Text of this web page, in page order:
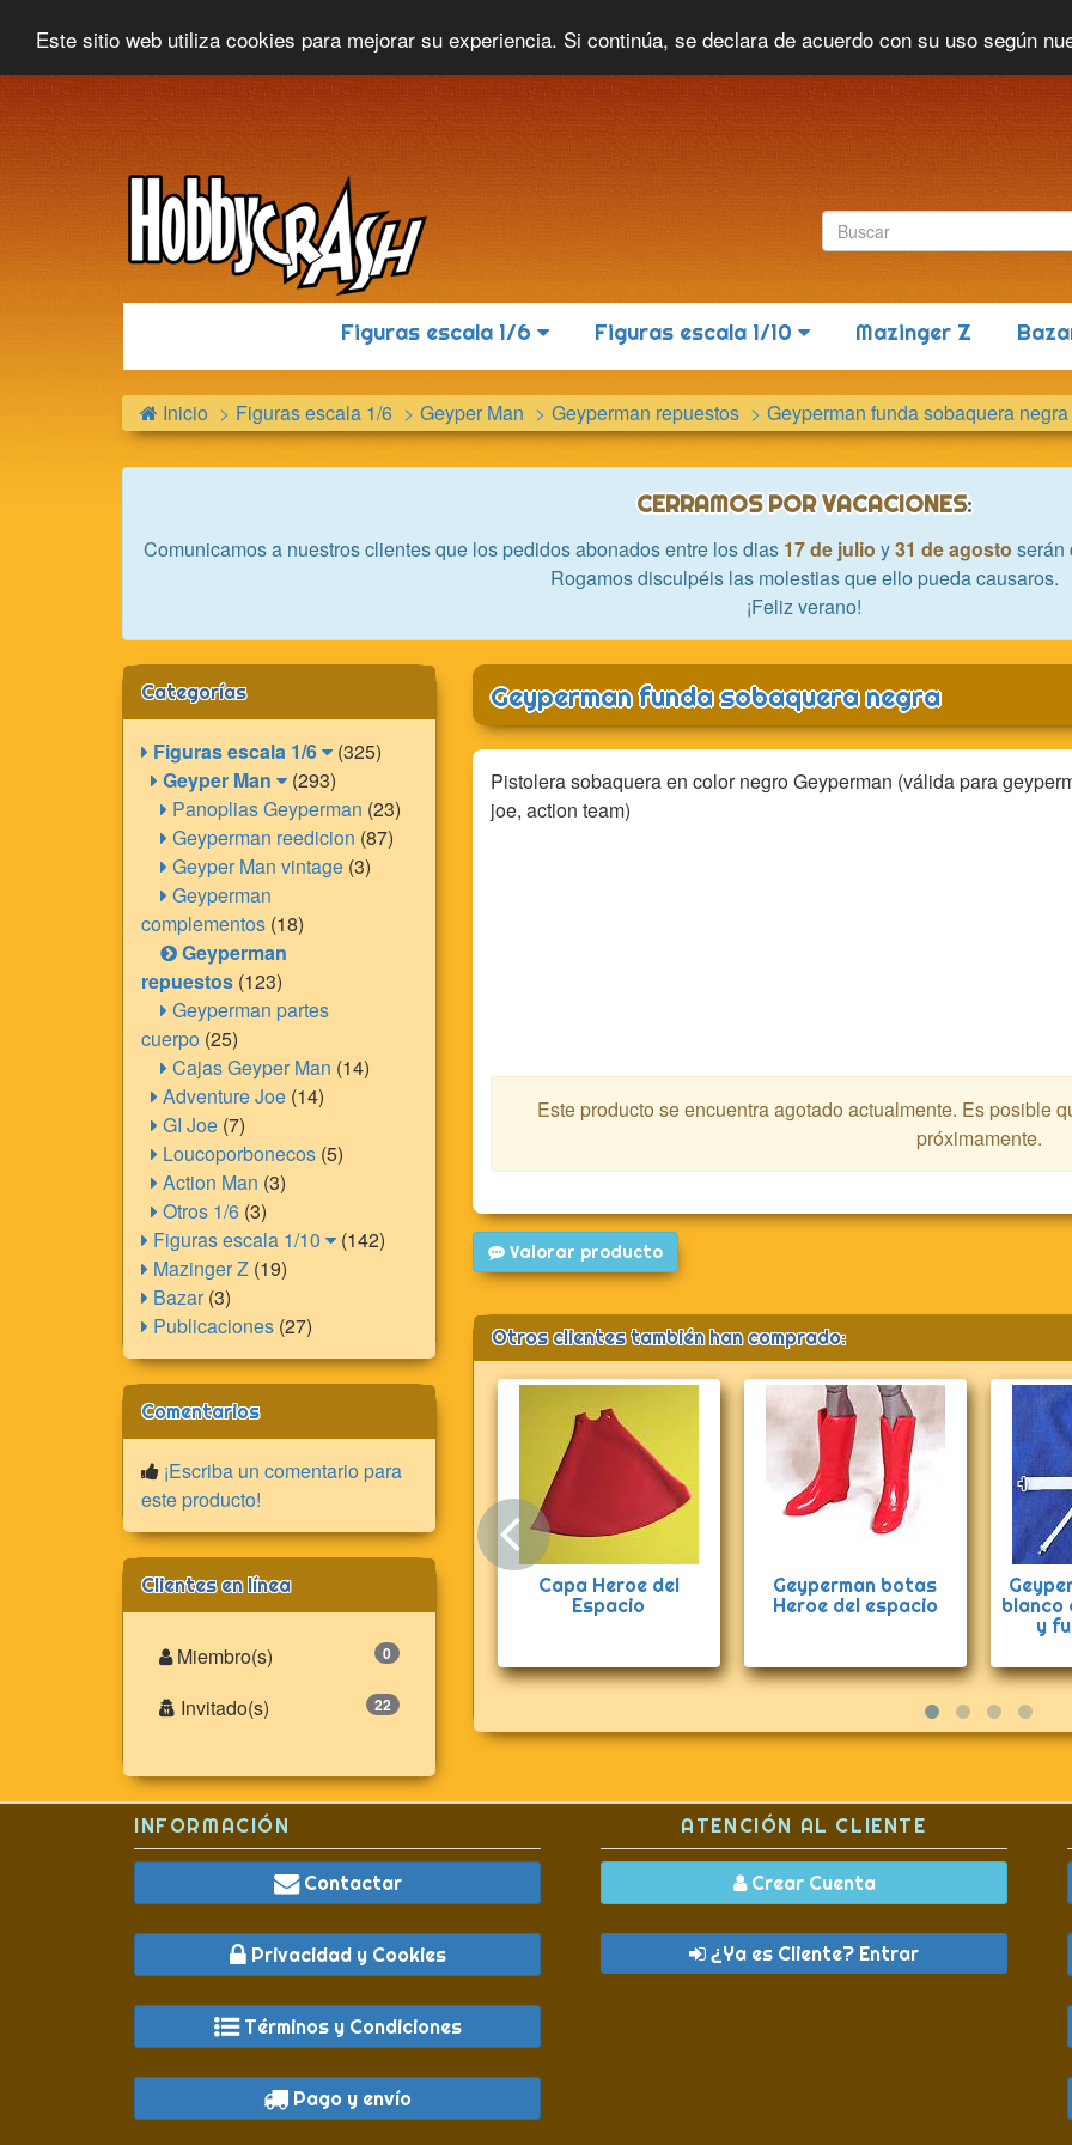
Este sitio web utiliza cookies para mejorar su experiencia. Si continúa, se declara de acuerdo con su uso según
Hobbycrash Novedades Contacto Idioma actual: Español
Figuras escala 1/6 Figuras escala 1/10 Mazinger Z
Inicio Figuras escala 1/6 Geyper Man Geyperman repuestos Geyperman funda sobaquera negra
CERRAMOS POR VACACIONES:
Comunicamos a nuestros clientes que los pedidos abonados entre los dias 17 de julio y31 de agosto serán
Rogamos disculpéis las molestias que ello pueda causaros.
¡Feliz verano!
Geyperman funda sobaquera negra
Pistolera sobaquera en color negro Geyperman (válida para
joe, action team)
Este producto se encuentra agotado actualmente. Es posible
próximamente.
Valorar producto
Otros clientes también han comprado:
Capa Heroe del
Espacio
Geyperman botas
Heroe del espacio
blanco
y
Anterior
Categorías
Figuras escala 1/6
(325)
Geyper Man
(293)
Panoplias Geyperman (23)
Geyperman reedicion (87)
Geyper Man vintage (3)
Geyperman
complementos (18)
Geyperman
repuestos (123)
Geyperman partes
cuerpo (25)
Cajas Geyper Man (14)
Adventure Joe (14)
GI Joe (7)
Loucoporbonecos (5)
Action Man (3)
Otros 1/6 (3)
Figuras escala 1/10
(142)
Mazinger Z (19)
Bazar(3)
Publicaciones (27)
Comentarios
¡Escriba un comentario para
este producto!
Clientes en línea
0
Miembro(s)
22
Invitado(s)
INFORMACIÓN
Contactar
Privacidad y Cookies
Términos y Condiciones
Pago y envío
ATENCIÓN AL CLIENTE
Crear Cuenta
¿Ya es Cliente? Entrar